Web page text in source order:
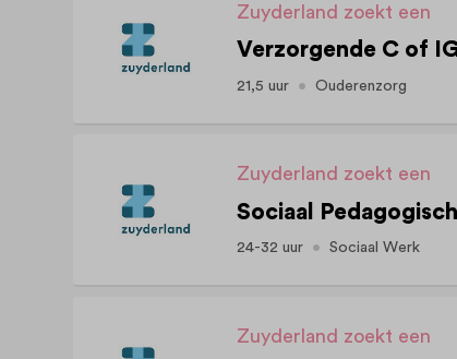
Zuyderland zoekt een
21,5 uur Ouderenzorg
Zuyderland zoekt een
24-32 uur Sociaal Werk
Zuyderland zoekt een